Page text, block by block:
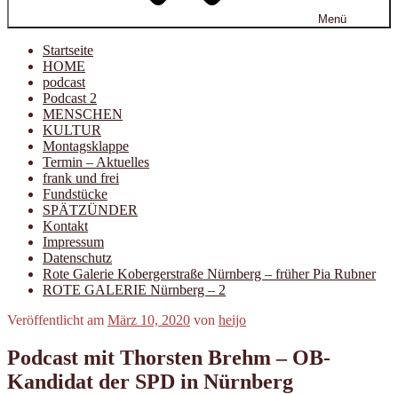
Menü
Startseite
HOME
podcast
Podcast 2
MENSCHEN
KULTUR
Montagsklappe
Termin – Aktuelles
frank und frei
Fundstücke
SPÄTZÜNDER
Kontakt
Impressum
Datenschutz
Rote Galerie Kobergerstraße Nürnberg – früher Pia Rubner
ROTE GALERIE Nürnberg – 2
Veröffentlicht am März 10, 2020 von heijo
Podcast mit Thorsten Brehm – OB-
Kandidat der SPD in Nürnberg